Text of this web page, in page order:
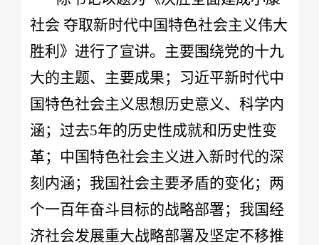
社会 夺取新时代中国特色社会主义伟大
胜利》进行了宣讲。主要围绕党的十九
大的主题、主要成果；习近平新时代中
国特色社会主义思想历史意义、科学内
涵；过去5年的历史性成就和历史性变
革；中国特色社会主义进入新时代的深
刻内涵；我国社会主要矛盾的变化；两
个一百年奋斗目标的战略部署；我国经
济社会发展重大战略部署及坚定不移推